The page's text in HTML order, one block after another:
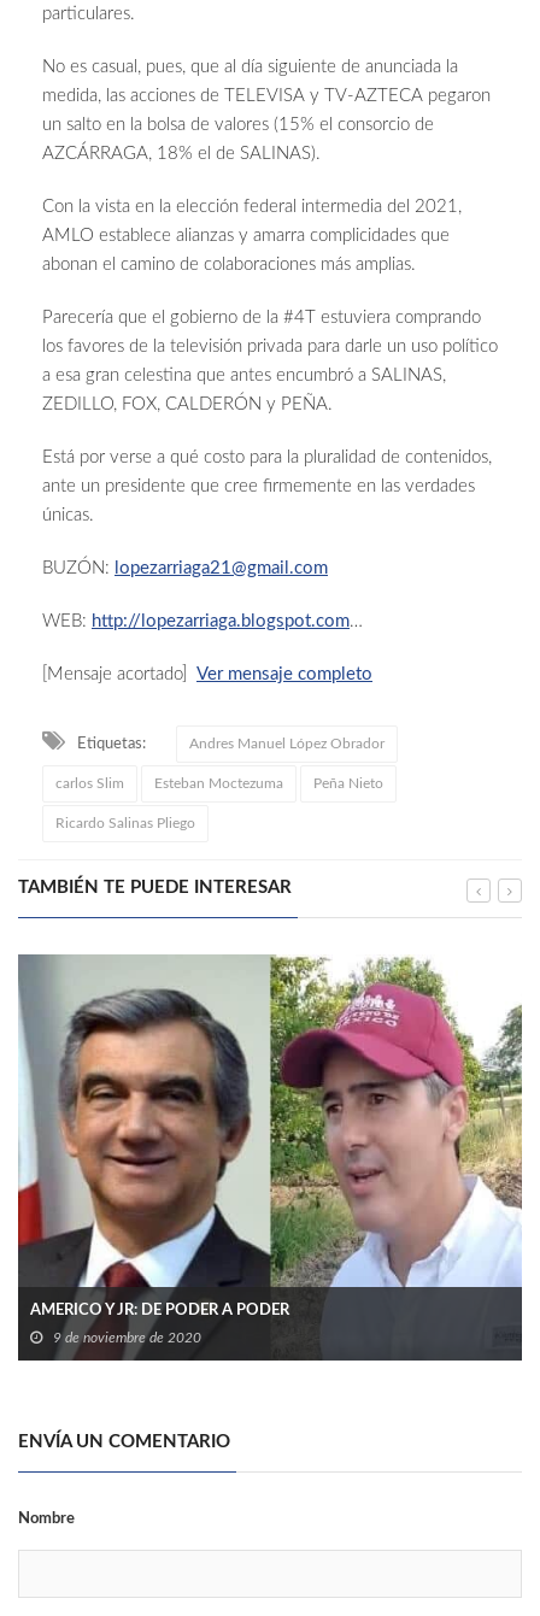
particulares.
No es casual, pues, que al día siguiente de anunciada la
medida, las acciones de TELEVISA y TV-AZTECA pegaron
un salto en la bolsa de valores (15% el consorcio de
AZCÁRRAGA, 18% el de SALINAS).
Con la vista en la elección federal intermedia del 2021,
AMLO establece alianzas y amarra complicidades que
abonan el camino de colaboraciones más amplias.
Parecería que el gobierno de la #4T estuviera comprando
los favores de la televisión privada para darle un uso político
a esa gran celestina que antes encumbró a SALINAS,
ZEDILLO, FOX, CALDERÓN y PEÑA.
Está por verse a qué costo para la pluralidad de contenidos,
ante un presidente que cree firmemente en las verdades
únicas.
BUZÓN: lopezarriaga21@gmail.com
WEB: http://lopezarriaga.blogspot.com…
[Mensaje acortado] Ver mensaje completo
Etiquetas: Andres Manuel López Obrador
carlos Slim Esteban Moctezuma Peña Nieto
Ricardo Salinas Pliego
TAMBIÉN TE PUEDE INTERESAR
AMERICO Y JR: DE PODER A PODER
9 de noviembre de 2020
ENVÍA UN COMENTARIO
Nombre